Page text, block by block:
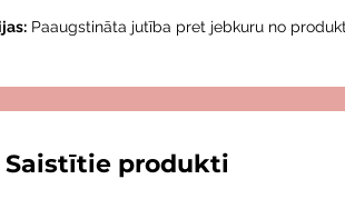
Paaugstināta jutība pret jebkuru no
Saistītie produkti